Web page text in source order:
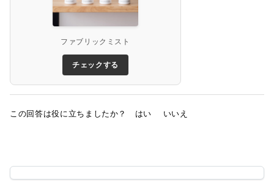
ファブリックミスト
チェックする
この回答は役に立ちましたか？ はい いいえ